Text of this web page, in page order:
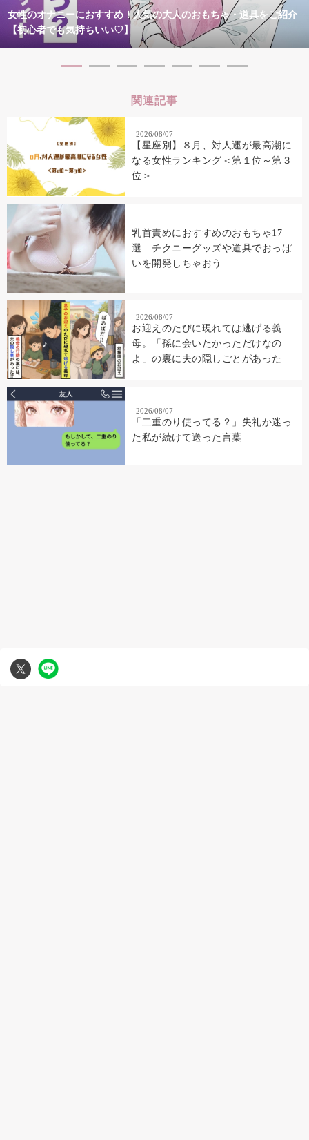
女性のオナニーにおすすめ！人気の大人のおもちゃ・道具をご紹介
【初心者でも気持ちいい♡】
関連記事
2026/08/07
【星座別】８月、対人運が最高潮に
なる女性ランキング＜第１位～第３
位＞
乳首責めにおすすめのおもちゃ17
選 チクニーグッズや道具でおっぱ
いを開発しちゃおう
2026/08/07
お迎えのたびに現れては逃げる義
母。「孫に会いたかっただけなの
よ」の裏に夫の隠しごとがあった
2026/08/07
「二重のり使ってる？」失礼か迷っ
た私が続けて送った言葉